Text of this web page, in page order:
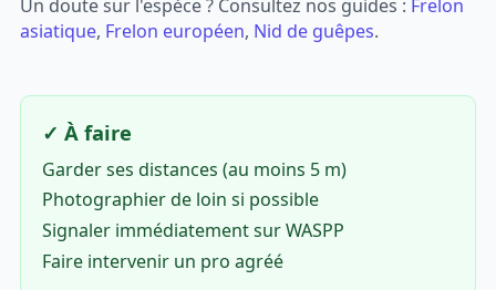
Un doute sur l'espèce ? Consultez nos guides : Frelon
asiatique, Frelon européen, Nid de guêpes.
✓ À faire
Garder ses distances (au moins 5 m)
Photographier de loin si possible
Signaler immédiatement sur WASPP
Faire intervenir un pro agréé